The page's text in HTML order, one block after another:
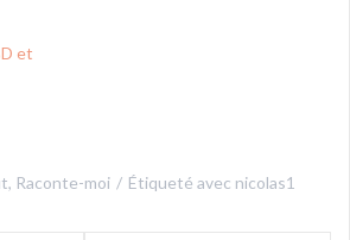
et
, Raconte-moi Étiqueté avec nicolas1